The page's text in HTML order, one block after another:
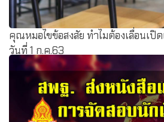
คุณหมอไขข้อสงสัย ทำไมต้องเลื่อนเปิ
วันที่ 1 ก.ค.63